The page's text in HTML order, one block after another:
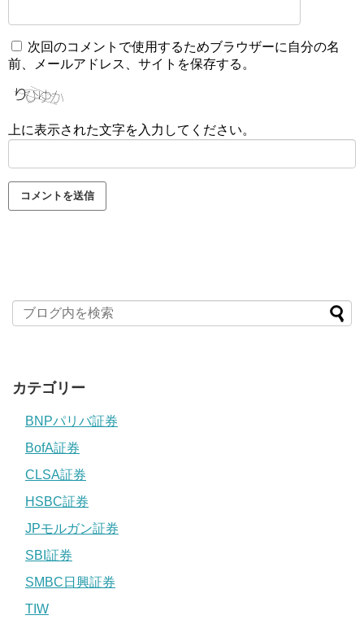
次回のコメントで使用するためブラウザーに自分の名
前、メールアドレス、サイトを保存する。
上に表示された文字を入力してください。
カテゴリー
BNPパリバ証券
BofA証券
CLSA証券
HSBC証券
JPモルガン証券
SBI証券
SMBC日興証券
TIW